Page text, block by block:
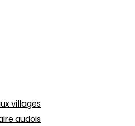
villages
audois